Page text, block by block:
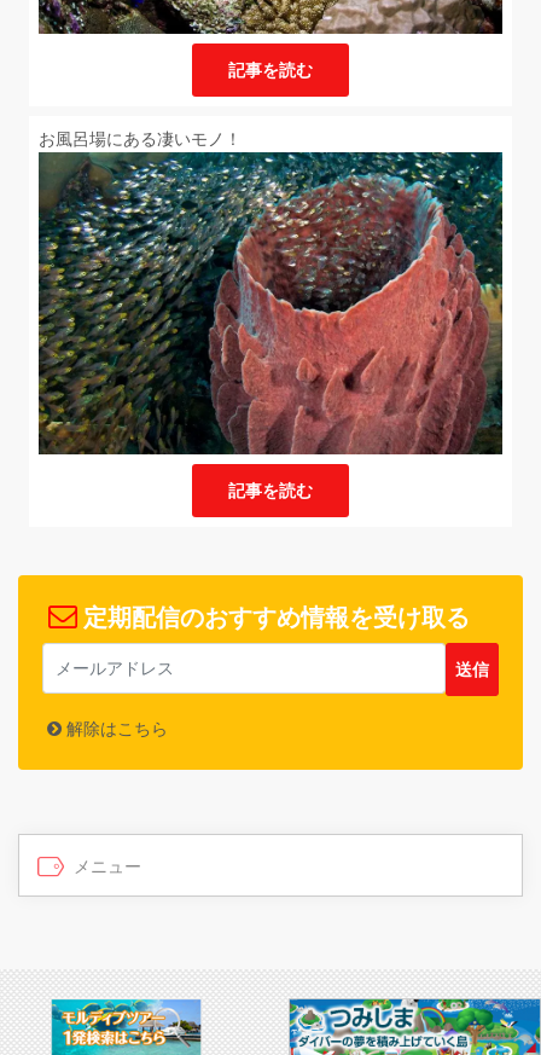
記事を読む
お風呂場にある凄いモノ！
記事を読む
定期配信のおすすめ情報を受け取る
解除はこちら